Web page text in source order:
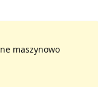
maszynowo